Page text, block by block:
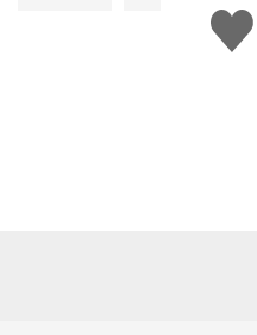
Curtir